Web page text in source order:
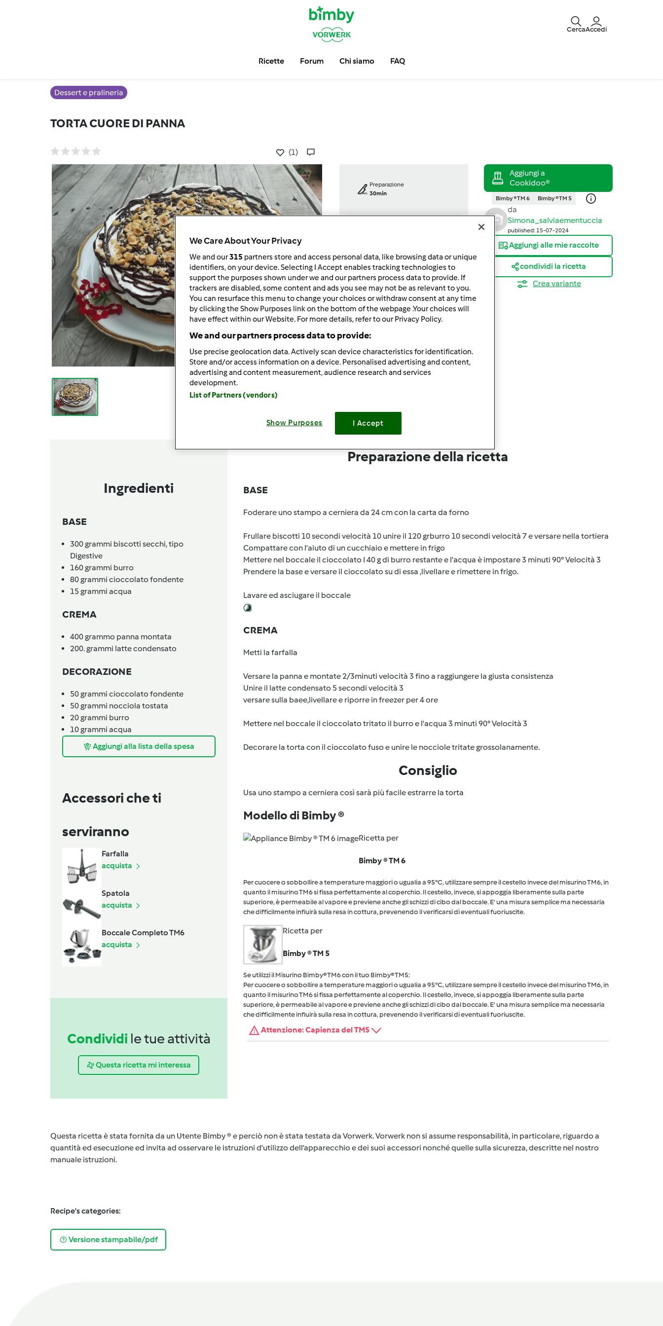
CercaAccedi
Ricette Forum Chi siamo FAQ
Dessert e pralineria
TORTA CUORE DI PANNA
(1)
Preparazione
30min
porzione/porzioni
fetta/fette
Difficoltà
Bimby ® TM 6 Bimby ® TM 5
da
Simona_salviaementuccia
published: 15-07-2024
Aggiungi alle mie raccolte
condividi la ricetta
Crea variante
Ingredienti
BASE
300grammi biscotti secchi,tipo
Digestive
160grammi burro
80grammi cioccolato fondente
15 grammi acqua
CREMA
400grammo panna montata
200.grammi latte condensato
DECORAZIONE
50grammi cioccolato fondente
50grammi nocciola tostata
20grammi burro
10grammi acqua
Aggiungi alla lista della spesa
Accessori che ti
serviranno
Farfalla
acquista
Spatola
acquista
Boccale Completo TM6
acquista
Condividi le tue attività
Questa ricetta mi interessa
Preparazione della ricetta
BASE
Foderare uno stampo a cerniera da 24 cm con la carta da forno
Frullare biscotti 10 secondi velocità 10 unire il 120 grburro 10 secondi velocità 7 e versare nella tortiera
Compattare con l'aiuto di un cucchiaio e mettere in frigo
Mettere nel boccale il cioccolato I 40 g di burro restante e l'acqua è impostare 3 minuti 90° Velocità 3
Prendere la base e versare il cioccolato su di essa ,livellare e rimettere in frigo.
Lavare ed asciugare il boccale
CREMA
Metti la farfalla
Versare la panna e montate 2/3minuti velocità 3 fino a raggiungere la giusta consistenza
Unire il latte condensato 5 secondi velocità 3
versare sulla baee,livellare e riporre in freezer per 4 ore
Mettere nel boccale il cioccolato tritato il burro e l'acqua 3 minuti 90° Velocità 3
Decorare la torta con il cioccolato fuso e unire le nocciole tritate grossolanamente.
Consiglio
Usa uno stampo a cerniera così sarà più facile estrarre la torta
Modello di Bimby ®
Ricetta per
Bimby ® TM 6
Per cuocere o sobbollire a temperature maggiori o ugualia a 95°C, utilizzare sempre il cestello invece del misurino TM6, in
quanto il misurino TM6 si fissa perfettamente al coperchio. Il cestello, invece, si appoggia liberamente sulla parte
superiore, è permeabile al vapore e previene anche gli schizzi di cibo dal boccale. E' una misura semplice ma necessaria
che difficilmente influirà sulla resa in cottura, prevenendo il verificarsi di eventuali fuoriuscite.
Ricetta per
Bimby ® TM 5
Se utilizzi il Misurino Bimby® TM6 con il tuo Bimby® TM5:
Per cuocere o sobbollire a temperature maggiori o ugualia a 95°C, utilizzare sempre il cestello invece del misurino TM6, in
quanto il misurino TM6 si fissa perfettamente al coperchio. Il cestello, invece, si appoggia liberamente sulla parte
superiore, è permeabile al vapore e previene anche gli schizzi di cibo dal boccale. E' una misura semplice ma necessaria
che difficilmente influirà sulla resa in cottura, prevenendo il verificarsi di eventuali fuoriuscite.
Attenzione: Capienza del TM5
Questa ricetta è stata fornita da un Utente Bimby ® e perciò non è stata testata da Vorwerk. Vorwerk non si assume responsabilità, in particolare, riguardo a
quantità ed esecuzione ed invita ad osservare le istruzioni d'utilizzo dell’apparecchio e dei suoi accessori nonché quelle sulla sicurezza, descritte nel nostro
manuale istruzioni.
Recipe's categories:
Versione stampabile/pdf
We Care About Your Privacy
We and our315 partners store and access personal data, like browsing data or unique
identifiers, on your device. Selecting I Accept enables tracking technologies to
support the purposes shown under we and our partners process data to provide. If
trackers are disabled, some content and ads you see may not be as relevant to you.
You can resurface this menu to change your choices or withdraw consent at any time
by clicking the Show Purposes link on the bottom of the webpage .Your choices will
have effect within our Website. For more details, refer to our Privacy Policy.
We and our partners process data to provide:
Use precise geolocation data. Actively scan device characteristics for identification.
Store and/or access information on a device. Personalised advertising and content,
advertising and content measurement, audience research and services
development.
List of Partners (vendors)
Show Purposes I Accept